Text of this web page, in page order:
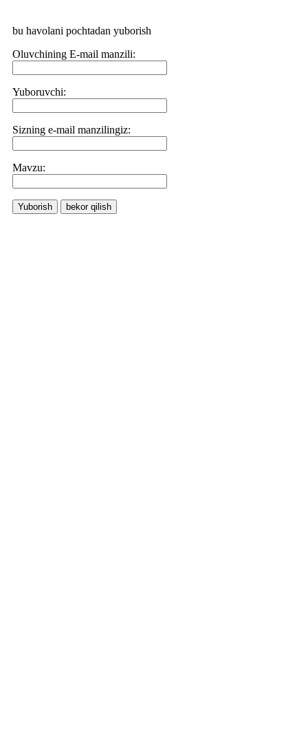
bu havolani pochtadan yuborish
Oluvchining E-mail manzili:
Yuboruvchi:
Sizning e-mail manzilingiz:
Маvzu:
Yuborish bekor qilish